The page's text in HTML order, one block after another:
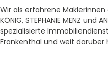
Wir als erfahrene Maklerinnen
KÖNIG, STEPHANIE MENZ und
spezialisierte
Frankenthal und weit darüber